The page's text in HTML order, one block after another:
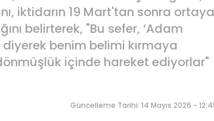
iktidarın 19 Mart'tan sonra ortaya
belirterek, "Bu sefer, ‘Adam
benim belimi kırmaya
içinde hareket ediyorlar"
Güncelleme Tarihi: 14 Mayıs 2026 -